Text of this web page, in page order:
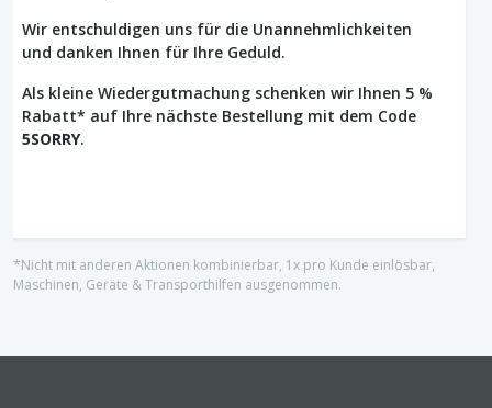
Wir entschuldigen uns für die Unannehmlichkeiten
und danken Ihnen für Ihre Geduld.
Als kleine Wiedergutmachung schenken wir Ihnen 5 %
Rabatt* auf Ihre nächste Bestellung mit dem Code
5SORRY.
*Nicht mit anderen Aktionen kombinierbar, 1x pro Kunde einlösbar,
Maschinen, Geräte & Transporthilfen ausgenommen.